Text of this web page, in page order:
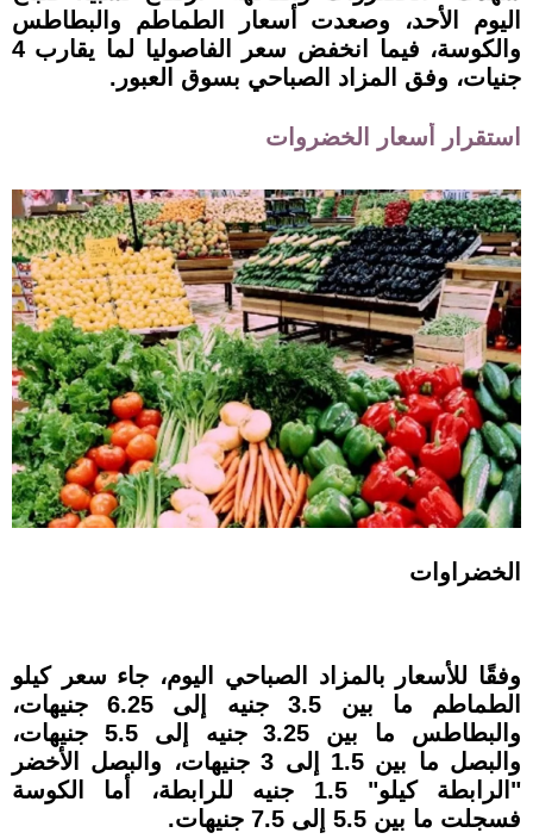
اليوم الأحد، وصعدت أسعار الطماطم والبطاطس
والكوسة، فيما انخفض سعر الفاصوليا لما يقارب 4
جنيات، وفق المزاد الصباحي بسوق العبور.
استقرار أسعار الخضروات
الخضراوات
وفقًا للأسعار بالمزاد الصباحي اليوم، جاء سعر كيلو
الطماطم ما بين 3.5 جنيه إلى 6.25 جنيهات،
والبطاطس ما بين 3.25 جنيه إلى 5.5 جنيهات،
والبصل ما بين 1.5 إلى 3 جنيهات، والبصل الأخضر
"الرابطة كيلو" 1.5 جنيه للرابطة، أما الكوسة
فسجلت ما بين 5.5 إلى 7.5 جنيهات.